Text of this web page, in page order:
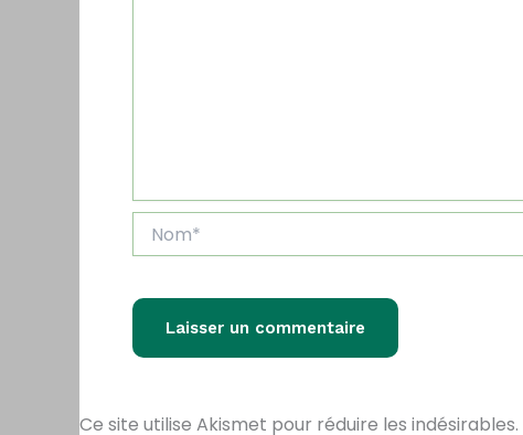
Ce site utilise Akismet pour réduire les indésirables.